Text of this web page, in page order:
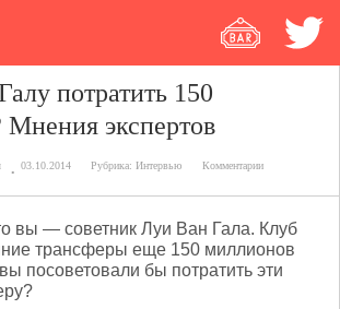
потратить 150
экспертов
03.10.2014 Рубрика: Интервью Комментарии
вы — советник Луи Ван Гала. Клуб
трансферы еще 150 миллионов
посоветовали бы потратить эти